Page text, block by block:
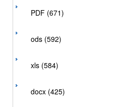
PDF (671)
ods (592)
xls (584)
docx (425)